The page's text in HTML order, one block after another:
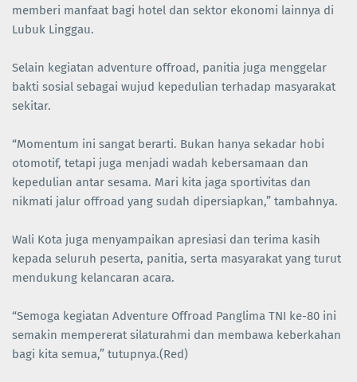
memberi manfaat bagi hotel dan sektor ekonomi lainnya di
Lubuk Linggau.
Selain kegiatan adventure offroad, panitia juga menggelar
bakti sosial sebagai wujud kepedulian terhadap masyarakat
sekitar.
“Momentum ini sangat berarti. Bukan hanya sekadar hobi
otomotif, tetapi juga menjadi wadah kebersamaan dan
kepedulian antar sesama. Mari kita jaga sportivitas dan
nikmati jalur offroad yang sudah dipersiapkan,” tambahnya.
Wali Kota juga menyampaikan apresiasi dan terima kasih
kepada seluruh peserta, panitia, serta masyarakat yang turut
mendukung kelancaran acara.
“Semoga kegiatan Adventure Offroad Panglima TNI ke-80 ini
semakin mempererat silaturahmi dan membawa keberkahan
bagi kita semua,” tutupnya.(Red)